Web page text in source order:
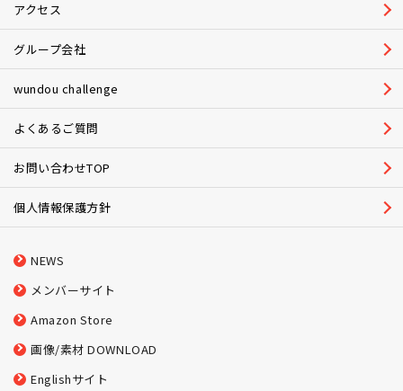
アクセス
グループ会社
wundou challenge
よくあるご質問
お問い合わせTOP
個人情報保護方針
NEWS
メンバーサイト
Amazon Store
画像/素材 DOWNLOAD
Englishサイト